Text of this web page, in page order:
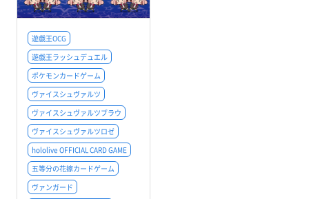
遊戯王OCG
遊戯王ラッシュデュエル
ポケモンカードゲーム
ヴァイスシュヴァルツ
ヴァイスシュヴァルツブラウ
ヴァイスシュヴァルツロゼ
hololive OFFICIAL CARD GAME
五等分の花嫁カードゲーム
ヴァンガード